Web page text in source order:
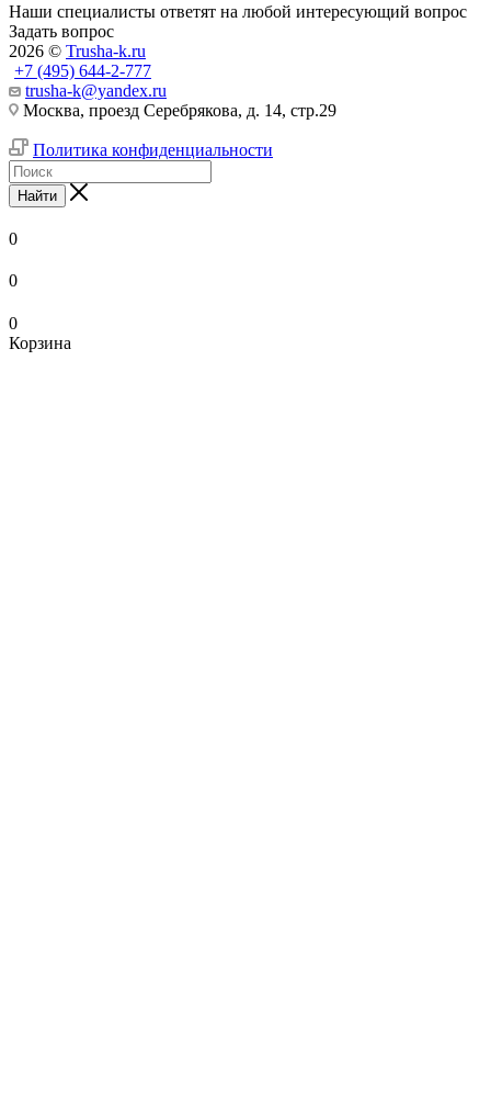
Наши специалисты ответят на любой интересующий вопрос
Задать вопрос
2026 © Trusha-k.ru
+7 (495) 644-2-777
trusha-k@yandex.ru
Москва, проезд Серебрякова, д. 14, стр.29
Политика конфиденциальности
Найти
0
0
0
Корзина